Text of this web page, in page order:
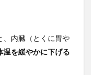
、内臓（とくに胃や
温を緩やかに下げる